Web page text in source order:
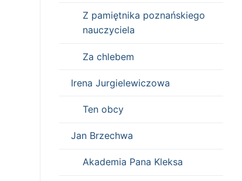
Z pamiętnika poznańskiego
nauczyciela
Za chlebem
Irena Jurgielewiczowa
Ten obcy
Jan Brzechwa
Akademia Pana Kleksa